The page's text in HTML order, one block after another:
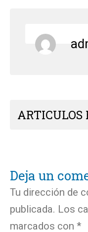
ARTICULOS
Deja un
Tu dirección de
publicada. Los
marcados con *